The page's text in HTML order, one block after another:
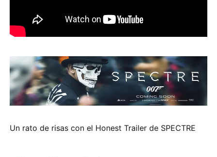
Un rato de risas con el Honest Trailer de SPECTRE